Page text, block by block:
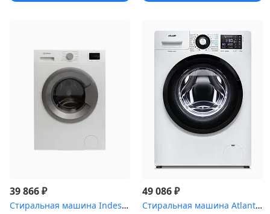
39 866₽
Стиральная машина Indesit ILS3 61291 S
49 086₽
Стиральная машина Atlant СМА 60У1214-СА-02